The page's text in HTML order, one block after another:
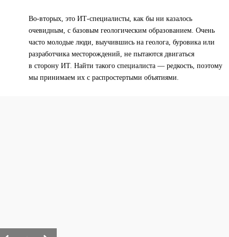
Во-вторых, это ИТ-специалисты, как бы ни казалось
очевидным, с базовым геологическим образованием. Очень
часто молодые люди, выучившись на геолога, буровика или
разработчика месторождений, не пытаются двигаться
в сторону ИТ. Найти такого специалиста — редкость, поэтому
мы принимаем их с распростертыми объятиями.